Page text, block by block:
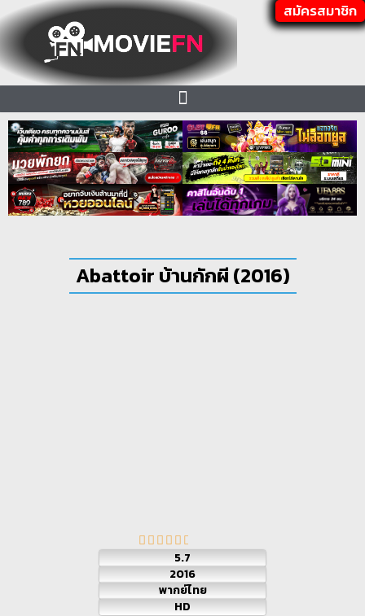
สมัครสมาชิก
Abattoir บ้านกักผี (2016)
5.7
2016
พากย์ไทย
HD